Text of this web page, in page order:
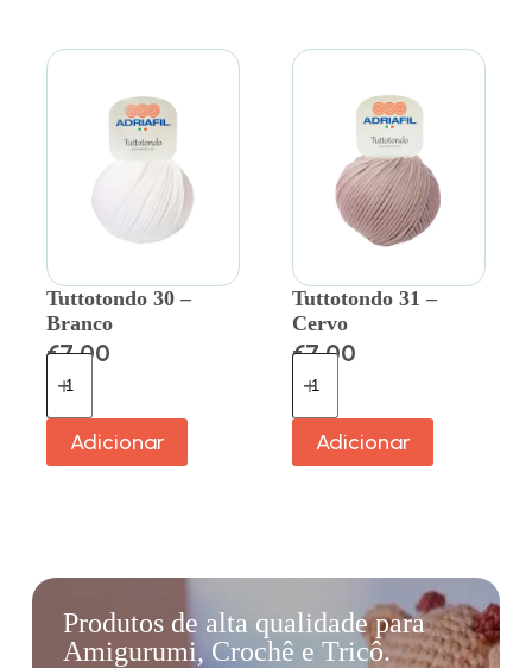
Tuttotondo 30 –
Branco
€7.00
Adicionar
Tuttotondo 31 –
Cervo
€7.00
Adicionar
Produtos de alta qualidade para
Amigurumi, Crochê e Tricô.